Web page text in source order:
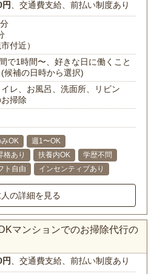
、交通費支給、前払い制度あり
付近）
で1時間〜、好きな日に働くこと
候補の日時から選択)
レ、お風呂、洗面所、リビン
掃除
OK
週1〜OK
格あり 扶養内OK
学歴不問
ト自由 インセンティブあり
の詳細を見る
マンションでのお掃除代行の
、交通費支給、前払い制度あり